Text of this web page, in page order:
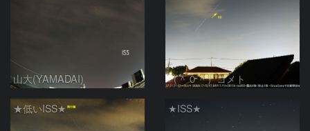
山大(YAMADAI) （＾０＾）コメト
★低いISS★ ★ISS★